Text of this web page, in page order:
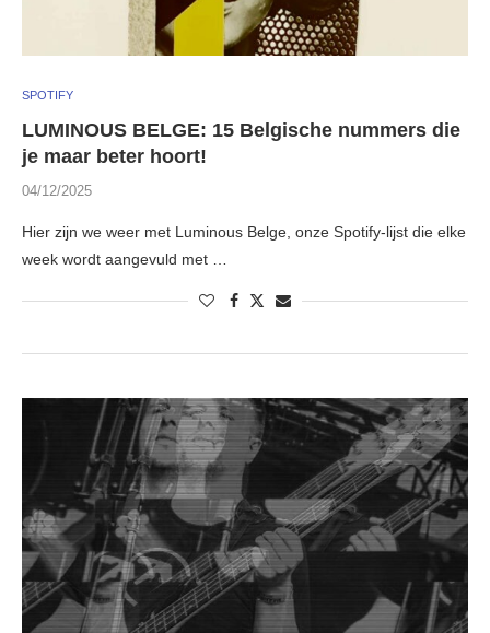
SPOTIFY
LUMINOUS BELGE: 15 Belgische nummers die
je maar beter hoort!
04/12/2025
Hier zijn we weer met Luminous Belge, onze Spotify-lijst die elke
week wordt aangevuld met …